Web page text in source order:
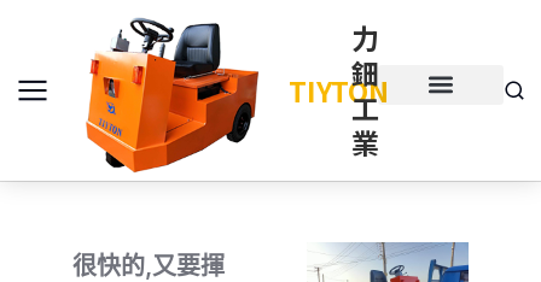
TIYTON
力
鈿
工
業
很快的,又要揮